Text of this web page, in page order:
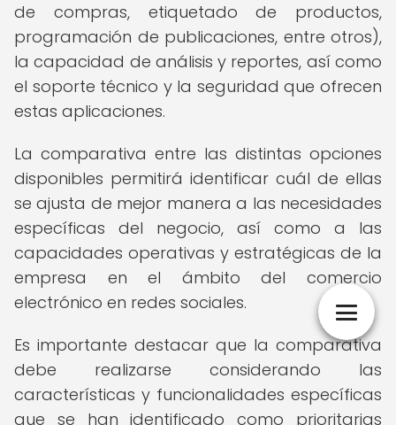
de compras, etiquetado de productos,
programación de publicaciones, entre otros),
la capacidad de análisis y reportes, así como
el soporte técnico y la seguridad que ofrecen
estas aplicaciones.
La comparativa entre las distintas opciones
disponibles permitirá identificar cuál de ellas
se ajusta de mejor manera a las necesidades
específicas del negocio, así como a las
capacidades operativas y estratégicas de la
empresa en el ámbito del comercio
electrónico en redes sociales.
Es importante destacar que la comparativa
debe realizarse considerando las
características y funcionalidades específicas
que se han identificado como prioritarias